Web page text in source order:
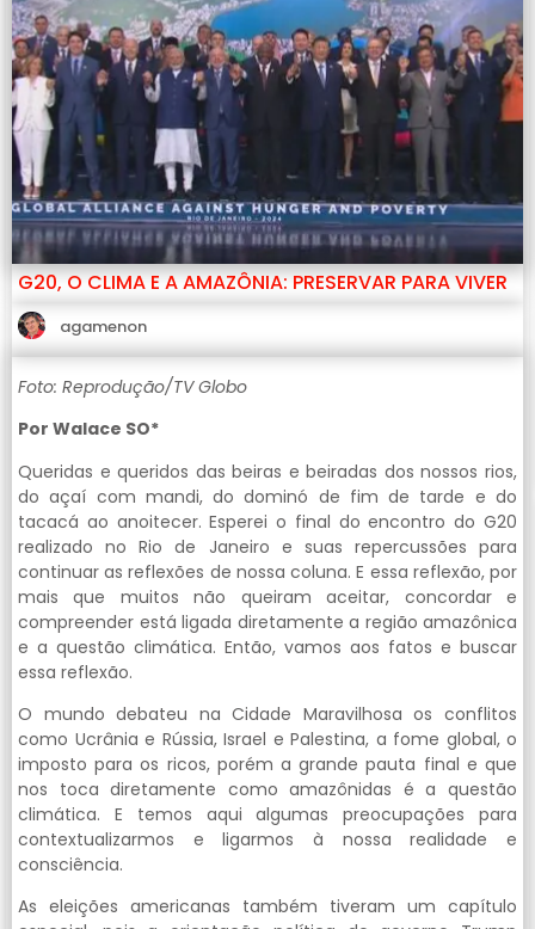
G20, O CLIMA E A AMAZÔNIA: PRESERVAR PARA VIVER
agamenon
Foto: Reprodução/TV Globo
Por Walace SO*
Queridas e queridos das beiras e beiradas dos nossos rios,
do açaí com mandi, do dominó de fim de tarde e do
tacacá ao anoitecer. Esperei o final do encontro do G20
realizado no Rio de Janeiro e suas repercussões para
continuar as reflexões de nossa coluna. E essa reflexão, por
mais que muitos não queiram aceitar, concordar e
compreender está ligada diretamente a região amazônica
e a questão climática. Então, vamos aos fatos e buscar
essa reflexão.
O mundo debateu na Cidade Maravilhosa os conflitos
como Ucrânia e Rússia, Israel e Palestina, a fome global, o
imposto para os ricos, porém a grande pauta final e que
nos toca diretamente como amazônidas é a questão
climática. E temos aqui algumas preocupações para
contextualizarmos e ligarmos à nossa realidade e
consciência.
As eleições americanas também tiveram um capítulo